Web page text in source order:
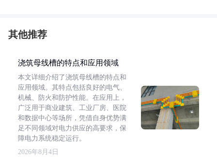
其他推荐
浇筑母线槽的特点和应用领域
本文详细介绍了浇筑母线槽的特点和
应用领域。其特点包括良好的电气、
机械、防火和防护性能。在应用上，
广泛用于商业建筑、工业厂房、医院
和数据中心等场所，凭借自身优势满
足不同领域对电力供应的高要求，保
障电力系统稳定运行。
2026年8月4日